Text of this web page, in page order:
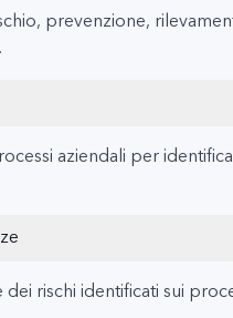
prevenzione,
aziendali per
rischi identificati sui